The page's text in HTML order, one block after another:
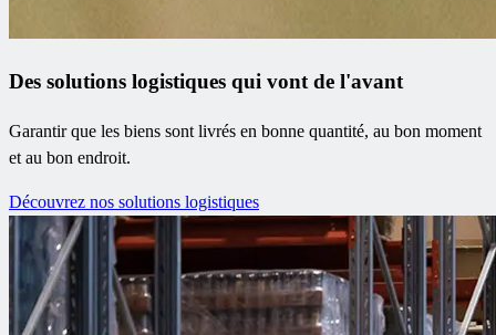
Des solutions logistiques qui vont de l'avant
Garantir que les biens sont livrés en bonne quantité, au bon moment
et au bon endroit.
Découvrez nos solutions logistiques